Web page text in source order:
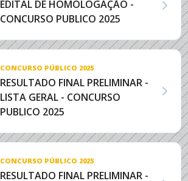
EDITAL DE HOMOLOGAÇÃO -
CONCURSO PUBLICO 2025
CONCURSO PÚBLICO 2025
RESULTADO FINAL PRELIMINAR -
LISTA GERAL - CONCURSO
PUBLICO 2025
CONCURSO PÚBLICO 2025
RESULTADO FINAL PRELIMINAR -